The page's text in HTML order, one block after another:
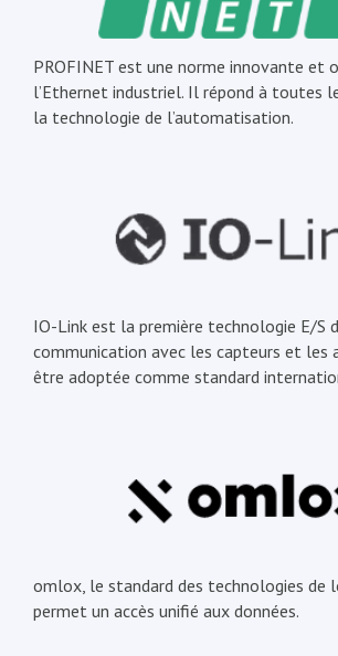
PROFINET est une norme innovante et
l’Ethernet industriel. Il répond à toutes
la technologie de l’automatisation.
IO-Link est la première technologie E/S
communication avec les capteurs et les
être adoptée comme standard
omlox, le standard des technologies de
permet un accès unifié aux données.